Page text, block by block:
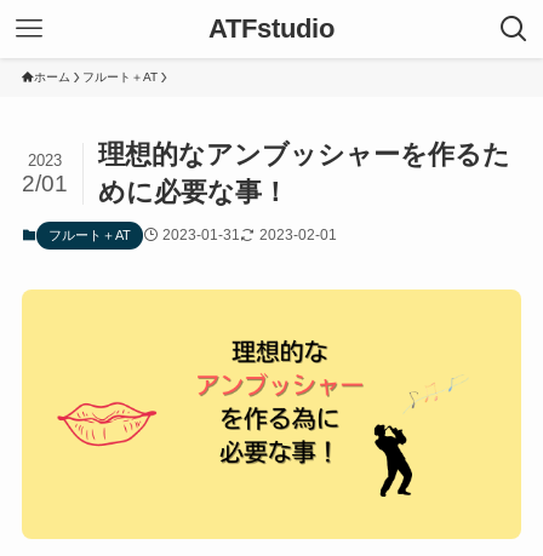
ATFstudio
ホーム フルート＋AT
理想的なアンブッシャーを作るた
めに必要な事！
2023
2/01
フルート＋AT 2023-01-31 2023-02-01